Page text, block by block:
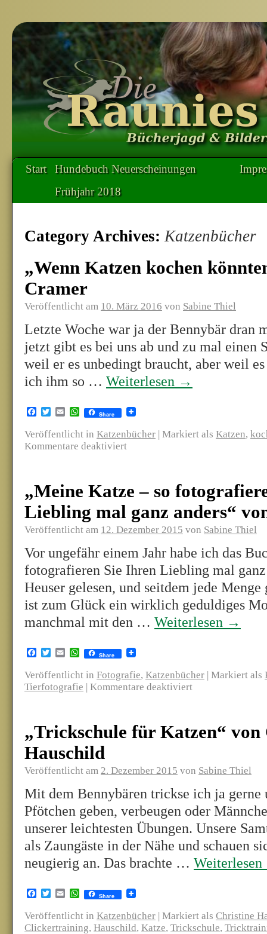
Start
Hundebuch Neuerscheinungen
Frühjahr 2018
Category Archives:Katzenbücher
„Wenn Katzen kochen
Cramer
Veröffentlicht am 10. März 2016 von Sabine Thiel
Letzte Woche war ja der Bennybär dran
jetzt gibt es bei uns ab und zu mal einen
weil er es unbedingt braucht, aber weil
ich ihm so … Weiterlesen →
Facebook
TwitterEmailWhatsApp
Share
Veröffentlicht in Katzenbücher | Markiert als Katzen,
Kommentare deaktiviert
„Meine Katze – so
Liebling mal ganz anders“
Veröffentlicht am 12. Dezember 2015 von Sabine Thiel
Vor ungefähr einem Jahr habe ich das
fotografieren Sie Ihren Liebling mal ganz
Heuser gelesen, und seitdem jede
ist zum Glück ein wirklich geduldiges
manchmal mit den … Weiterlesen →
Facebook
TwitterEmailWhatsApp
Share
Veröffentlicht in Fotografie, Katzenbücher | Markiert als
Tierfotografie | Kommentare deaktiviert
„Trickschule für Katzen“
Hauschild
Veröffentlicht am 2. Dezember 2015 von Sabine Thiel
Mit dem Bennybären trickse ich ja gerne
Pfötchen geben, verbeugen oder
unserer leichtesten Übungen. Unsere
als Zaungäste in der Nähe und schauen
neugierig an. Das brachte … Weiterlesen
Facebook
TwitterEmailWhatsApp
Share
Veröffentlicht in Katzenbücher | Markiert als Christine
Clickertraining, Hauschild, Katze, Trickschule,